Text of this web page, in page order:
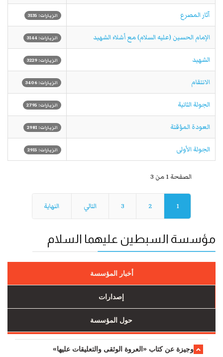
آثار المصرع الزيارات: 3135
الإمام الحسين (عليه السلام) مع أشلاء الشهيد الزيارات: 3144
الشهيد الزيارات: 3229
الانتقام الزيارات: 3406
الجولة الثانية الزيارات: 2795
العودة المؤقتة الزيارات: 2981
الجولة الأولى الزيارات: 2915
الصفحة 1 من 3
1
2
3 التالي النهاية
مؤسسة السبطين عليهما السلام
أخبار المؤسسة
إصدارات
حول المؤسسة
وجیزة عن کتاب «العروة الوثقی والتعلیقات علیها»